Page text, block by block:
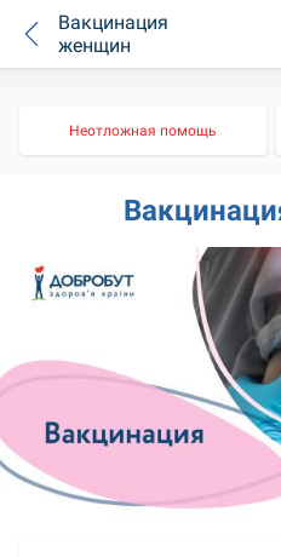
Вакцинация
женщин
Неотложная помощь